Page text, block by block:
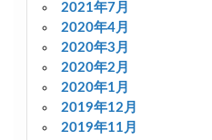
2021年7月
2020年4月
2020年3月
2020年2月
2020年1月
2019年12月
2019年11月